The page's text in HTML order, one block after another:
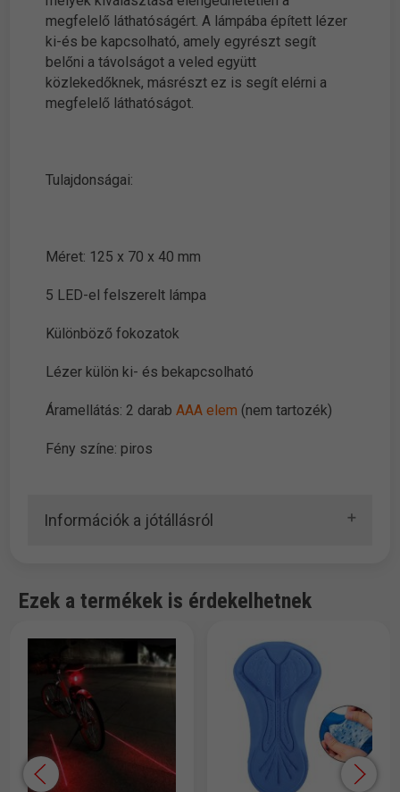
megfelelő láthatóságért. A lámpába épített lézer
ki-és be kapcsolható, amely egyrészt segít
belőni a távolságot a veled együtt
közlekedőknek, másrészt ez is segít elérni a
megfelelő láthatóságot.
Tulajdonságai:
Méret: 125 x 70 x 40 mm
5 LED-el felszerelt lámpa
Különböző fokozatok
Lézer külön ki- és bekapcsolható
Áramellátás: 2 darabAAA elem (nem tartozék)
Fény színe: piros
Információk a jótállásról
Ezek a termékek is érdekelhetnek